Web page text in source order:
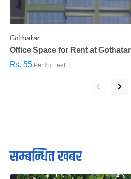
Gothatar
Office Space for Rent at Gothatar
Rs. 55 Per Sq.Feet
‹ ›
सम्बन्धित खबर